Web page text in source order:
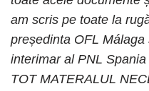
am scris pe toate la
președinta OFL
interimar al PNL
TOT MATERALUL